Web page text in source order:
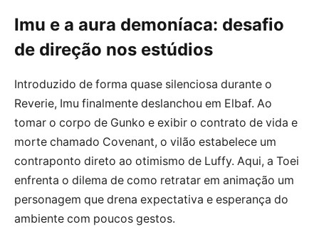
Imu e a aura demoníaca: desafio
de direção nos estúdios
Introduzido de forma quase silenciosa durante o
Reverie, Imu finalmente deslanchou em Elbaf. Ao
tomar o corpo de Gunko e exibir o contrato de vida e
morte chamado Covenant, o vilão estabelece um
contraponto direto ao otimismo de Luffy. Aqui, a Toei
enfrenta o dilema de como retratar em animação um
personagem que drena expectativa e esperança do
ambiente com poucos gestos.